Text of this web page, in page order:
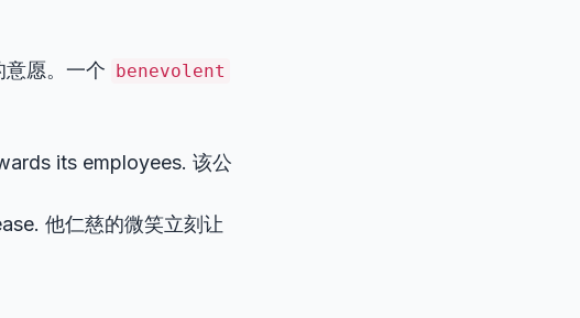
愿。一个 benevolent
its employees. 该公
他仁慈的微笑立刻让